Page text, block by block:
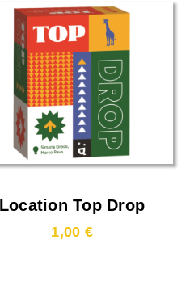
Location Top Drop
1,00 €